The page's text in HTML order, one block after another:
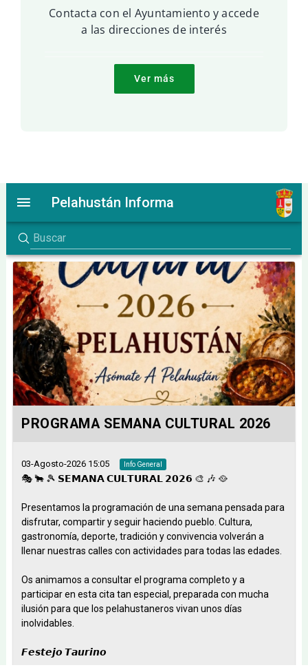
Contacta con el Ayuntamiento y accede
a las direcciones de interés
Ver más